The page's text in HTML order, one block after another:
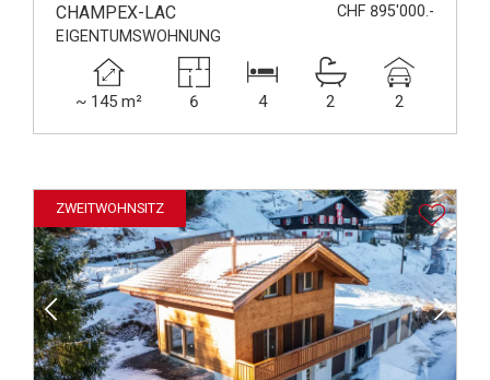
CHAMPEX-LAC
CHF 895'000.-
EIGENTUMSWOHNUNG
~ 145 m² 6 4 2 2
ZWEITWOHNSITZ